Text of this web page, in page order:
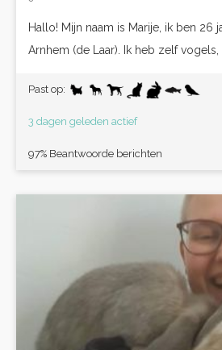
Hallo! Mijn naam is Marije, ik ben 26
Arnhem (de Laar). Ik heb zelf vogels,
Past op:
3 dagen geleden actief
97% Beantwoorde berichten